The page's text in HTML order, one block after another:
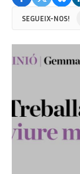
SEGUEIX-NOS!